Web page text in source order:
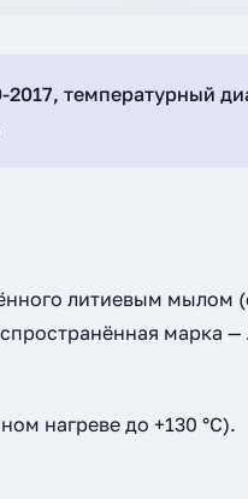
2017, температурный
литиевым мылом
марка —
нагреве до +130 °C).